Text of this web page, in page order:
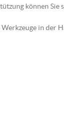
können Sie
in der